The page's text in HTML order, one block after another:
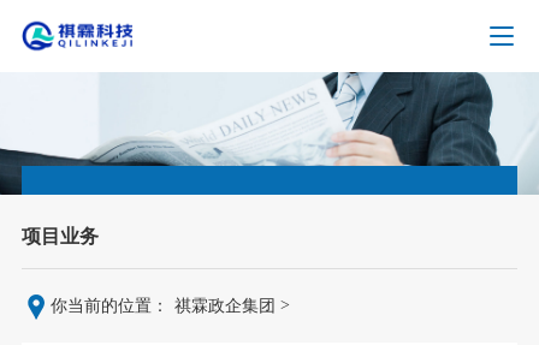
项目业务
你当前的位置： 祺霖政企集团 >